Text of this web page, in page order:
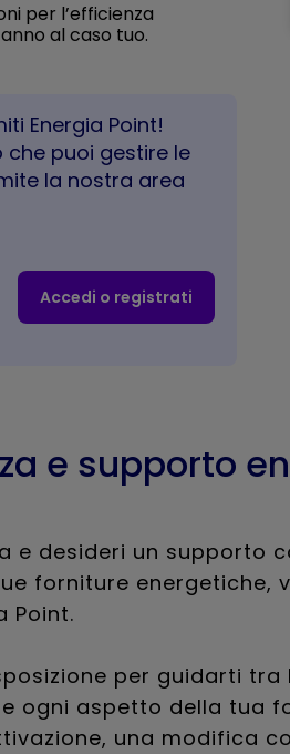
per l’efficienza
al caso tuo.
Energia Point!
che puoi gestire le
la nostra area
Accedi o registrati
e supporto
e desideri un supporto
forniture energetiche,
Point.
per guidarti tra
ogni aspetto della tua
una modifica